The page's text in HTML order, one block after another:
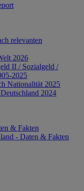
relevanten
2026
II / Sozialgeld /
2025
Nationalität 2025
2024
& Fakten
- Daten & Fakten